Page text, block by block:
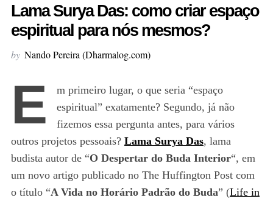
Lama Surya Das: como criar espaço
espiritual para nós mesmos?
by Nando Pereira (Dharmalog.com)
E
m primeiro lugar, o que seria “espaço
espiritual” exatamente? Segundo, já não
fizemos essa pergunta antes, para vários
outros projetos pessoais? Lama Surya Das, lama
budista autor de “O Despertar do Buda Interior“, em
um novo artigo publicado no The Huffington Post com
o título “A Vida no Horário Padrão do Buda” (Life in